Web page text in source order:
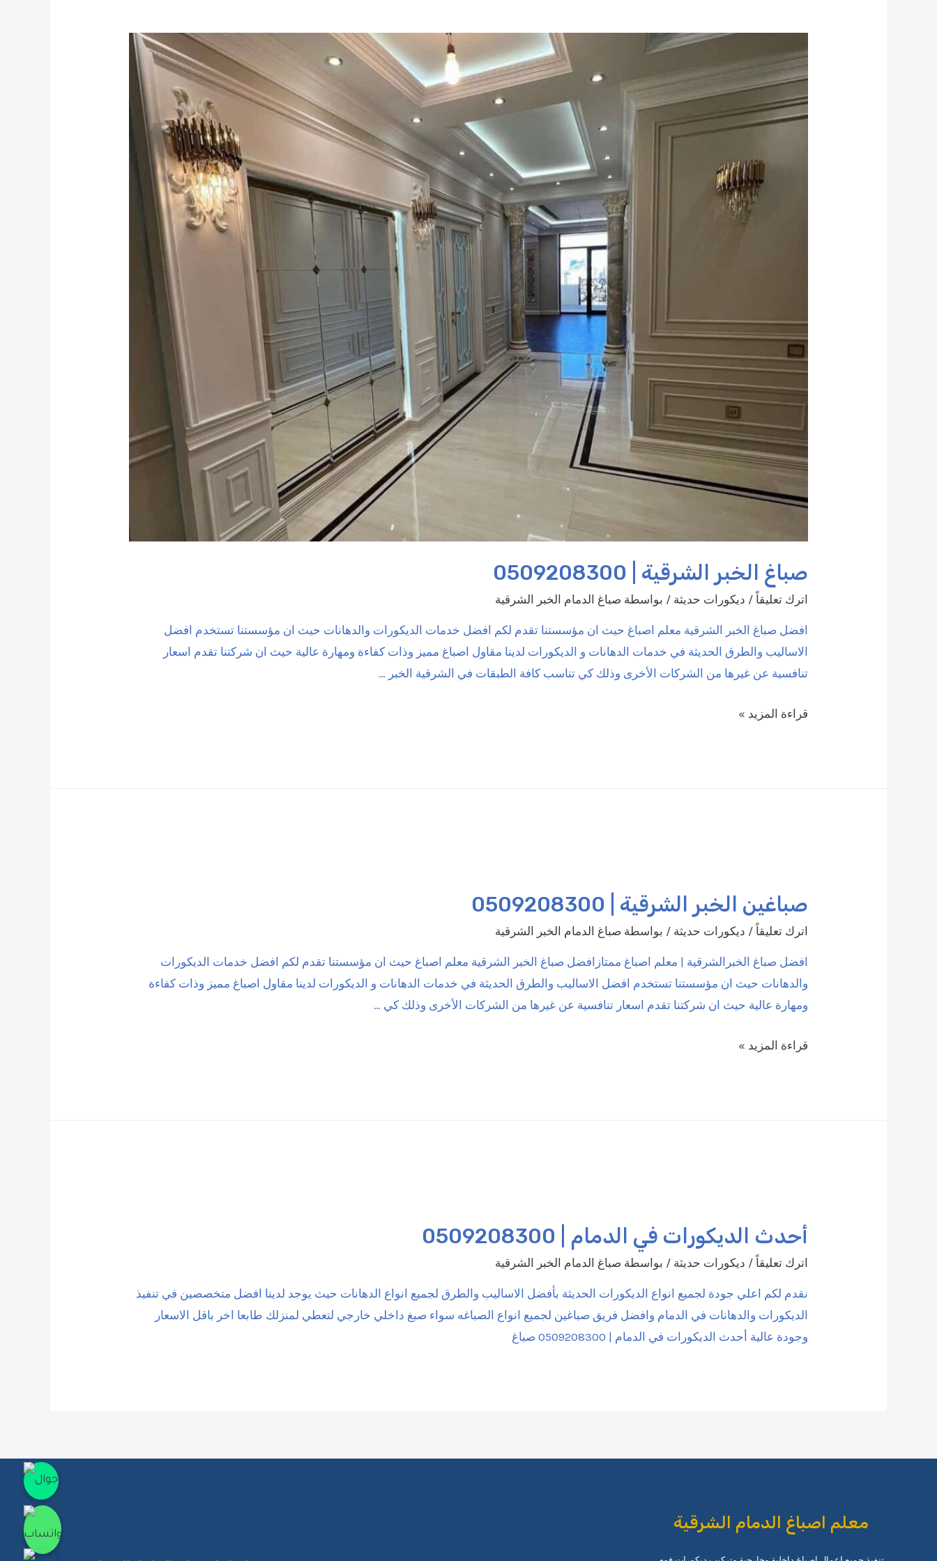
صباغ الخبر الشرقية | 0509208300
اترك تعليقاً / ديكورات حديثة / بواسطة صباغ الدمام الخبر الشرقية
افضل صباغ الخبر الشرقية معلم اصباغ حيث ان مؤسستنا تقدم لكم افضل خدمات الديكورات والدهانات حيث ان مؤسستنا تستخدم افضل
الاساليب والطرق الحديثة في خدمات الدهانات و الديكورات لدينا مقاول اصباغ مميز وذات كفاءة ومهارة عالية حيث ان شركتنا تقدم اسعار
تنافسية عن غيرها من الشركات الأخرى وذلك كي تناسب كافة الطبقات في الشرقية الخبر …
صباغ
قراءة المزيد »
صباغين الخبر الشرقية | 0509208300
اترك تعليقاً / ديكورات حديثة / بواسطة صباغ الدمام الخبر الشرقية
افضل صباغ الخبرالشرقية | معلم اصباغ ممتازافضل صباغ الخبر الشرقية معلم اصباغ حيث ان مؤسستنا تقدم لكم افضل خدمات الديكورات
والدهانات حيث ان مؤسستنا تستخدم افضل الاساليب والطرق الحديثة في خدمات الدهانات و الديكورات لدينا مقاول اصباغ مميز وذات كفاءة
ومهارة عالية حيث ان شركتنا تقدم اسعار تنافسية عن غيرها من الشركات الأخرى وذلك كي …
صباغين
قراءة المزيد »
أحدث الديكورات في الدمام | 0509208300
اترك تعليقاً / ديكورات حديثة / بواسطة صباغ الدمام الخبر الشرقية
نقدم لكم اعلي جودة لجميع انواع الديكورات الحديثة بأفضل الاساليب والطرق لجميع انواع الدهانات حيث يوجد لدينا افضل متخصصين في تنفيذ
الديكورات والدهانات في الدمام وافضل فريق صباغين لجميع انواع الصباغه سواء صبغ داخلي خارجي لتعطي لمنزلك طابعا اخر باقل الاسعار
وجودة عالية أحدث الديكورات في الدمام | 0509208300 صباغ
معلم اصباغ الدمام الشرقية
جوال
واتساب
انستقرام